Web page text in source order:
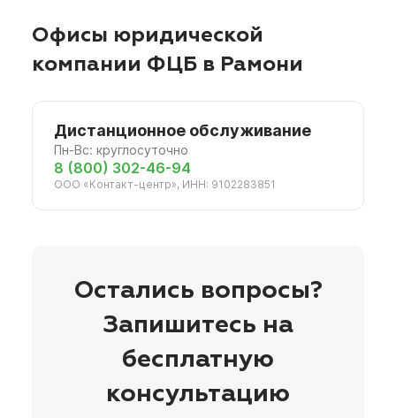
Офисы юридической
компании ФЦБ в Рамони
Дистанционное обслуживание
Пн-Вс: круглосуточно
8 (800) 302-46-94
ООО «Контакт-центр», ИНН: 9102283851
Остались вопросы?
Запишитесь на
бесплатную
консультацию